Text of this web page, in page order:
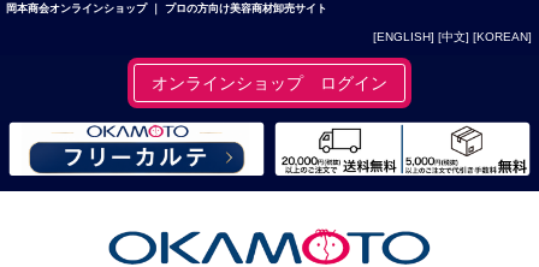
岡本商会オンラインショップ ｜ プロの方向け美容商材卸売サイト
[ENGLISH] [中文] [KOREAN]
オンラインショップ ログイン